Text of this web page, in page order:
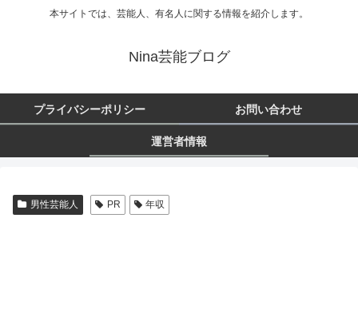
本サイトでは、芸能人、有名人に関する情報を紹介します。
Nina芸能ブログ
プライバシーポリシー お問い合わせ
運営者情報
男性芸能人 PR 年収